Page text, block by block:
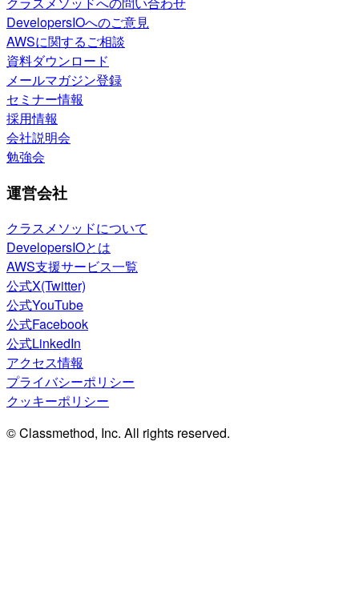
DevelopersIOへのご意見
AWSに関するご相談
資料ダウンロード
メールマガジン登録
セミナー情報
採用情報
会社説明会
勉強会
運営会社
クラスメソッドについて
DevelopersIOとは
AWS支援サービス一覧
公式X(Twitter)
公式YouTube
公式Facebook
公式LinkedIn
アクセス情報
プライバシーポリシー
クッキーポリシー
© Classmethod, Inc. All rights reserved.